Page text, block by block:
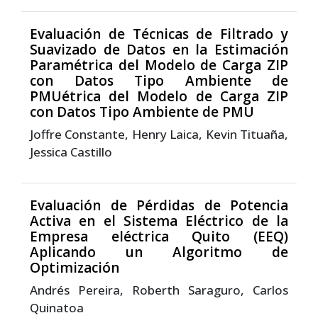
Evaluación de Técnicas de Filtrado y
Suavizado de Datos en la Estimación
Paramétrica del Modelo de Carga ZIP
con Datos Tipo Ambiente de
PMUétrica del Modelo de Carga ZIP
con Datos Tipo Ambiente de PMU
Joffre Constante, Henry Laica, Kevin Tituaña,
Jessica Castillo
Evaluación de Pérdidas de Potencia
Activa en el Sistema Eléctrico de la
Empresa eléctrica Quito (EEQ)
Aplicando un Algoritmo de
Optimización
Andrés Pereira, Roberth Saraguro, Carlos
Quinatoa